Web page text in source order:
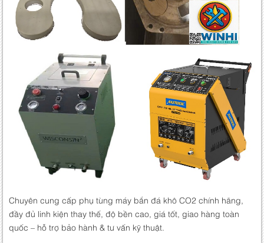
Chuyên cung cấp phụ tùng máy bắn đá khô CO2 chính hãng,
đầy đủ linh kiện thay thế, độ bền cao, giá tốt, giao hàng toàn
quốc – hỗ trợ bảo hành & tư vấn kỹ thuật.